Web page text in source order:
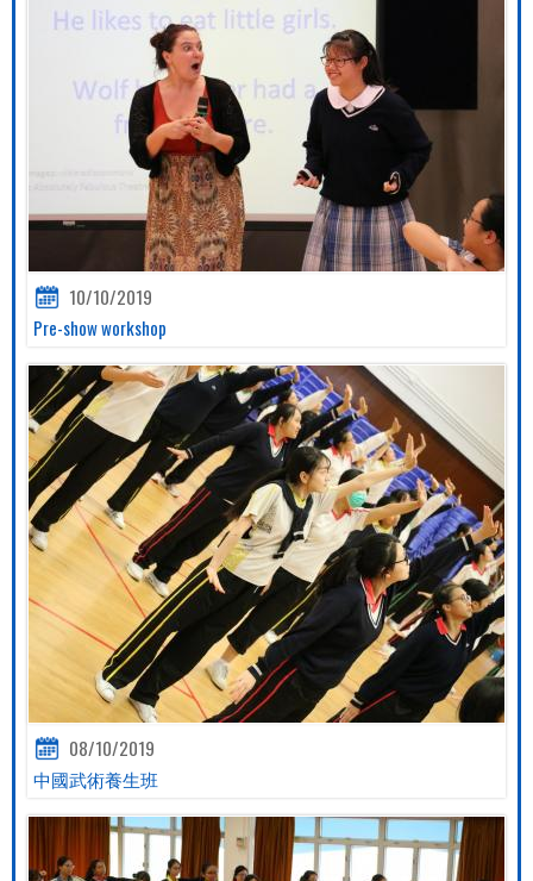
10/10/2019
Pre-show workshop
08/10/2019
中國武術養生班